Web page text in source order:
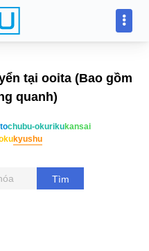
tại ooita (Bao gồm
quanh)
chubu-okurikukansai
kyushu
Tìm